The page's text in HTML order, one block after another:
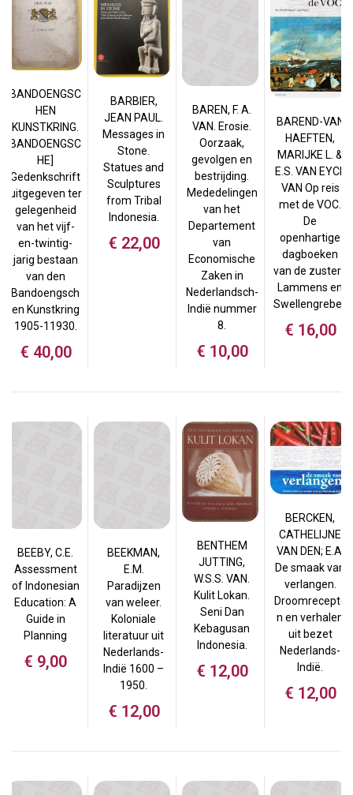
BANDOENGSC
HEN
KUNSTKRING.
BANDOENGSC
HE]
Gedenkschrift
uitgegeven ter
gelegenheid
van het vijf-
en-twintig-
jarig bestaan
van den
Bandoengsch
en Kunstkring
1905-11930.
€ 40,00
BARBIER,
JEAN PAUL.
Messages in
Stone.
Statues and
Sculptures
from Tribal
Indonesia.
€ 22,00
BAREN, F. A.
VAN. Erosie.
Oorzaak,
gevolgen en
bestrijding.
Mededelingen
van het
Departement
van
Economische
Zaken in
Nederlandsch-
Indië nummer
8.
€ 10,00
BAREND-VAN
HAEFTEN,
MARIJKE L. &
E.S. VAN EYCK
VAN Op reis
met de VOC.
De
openhartige
dagboeken
van de zusters
Lammens en
Swellengrebel.
€ 16,00
BEEBY, C.E.
Assessment
of Indonesian
Education: A
Guide in
Planning
€ 9,00
BEEKMAN,
E.M.
Paradijzen
van weleer.
Koloniale
literatuur uit
Nederlands-
Indië 1600 –
1950.
€ 12,00
BENTHEM
JUTTING,
W.S.S. VAN.
Kulit Lokan.
Seni Dan
Kebagusan
Indonesia.
€ 12,00
BERCKEN,
CATHELIJNE
VAN DEN; E.A.
De smaak van
verlangen.
Droomrecepte
n en verhalen
uit bezet
Nederlands-
Indië.
€ 12,00